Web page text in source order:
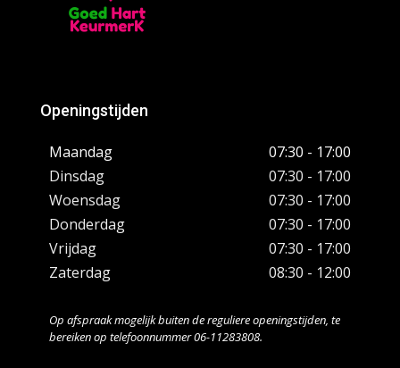
Openingstijden
Maandag
07:30 - 17:00
Dinsdag
07:30 - 17:00
Woensdag
07:30 - 17:00
Donderdag
07:30 - 17:00
Vrijdag
07:30 - 17:00
Zaterdag
08:30 - 12:00
Op afspraak mogelijk buiten de reguliere openingstijden, te
bereiken op telefoonnummer 06-11283808.